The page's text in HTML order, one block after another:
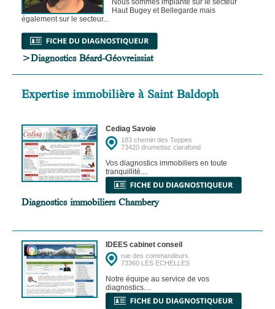
Nous sommes implanté sur le secteur
Haut Bugey et Bellegarde mais
également sur le secteur...
>Diagnostics Béard-Géovreissiat
Expertise immobilière à Saint Baldoph
Cediag Savoie
183 chemin des Teppes
73420 drumettaz clarafond
Vos diagnostics immobiliers en toute
tranquillité....
Diagnostics immobiliers Chambery
IDEES cabinet conseil
rue des commandeurs
73360 LES ECHELLES
Notre équipe au service de vos
diagnostics....